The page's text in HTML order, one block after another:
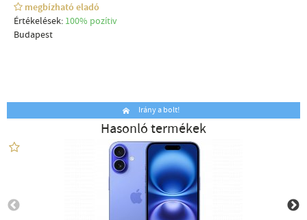
megbízható eladó
Értékelések: 100% pozítiv
Budapest
Irány a bolt!
Hasonló termékek